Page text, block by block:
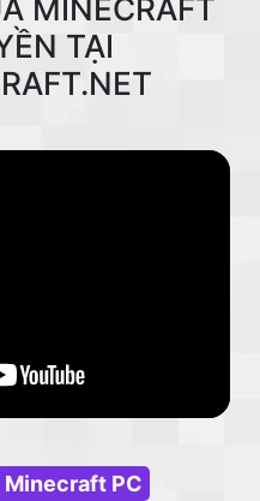
MINECRAFT
TẠI
Minecraft PC